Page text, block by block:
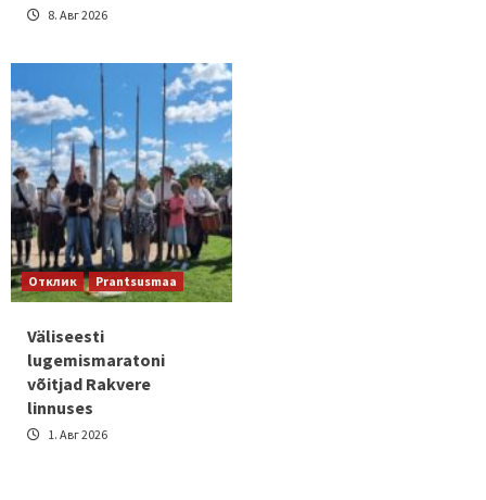
8. Авг 2026
Отклик Prantsusmaa
Väliseesti
lugemismaratoni
võitjad Rakvere
linnuses
1. Авг 2026